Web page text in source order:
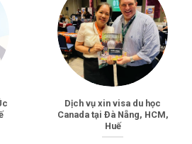
Dịch vụ xin visa du học
Canada tại Đà Nẵng, HCM,
Huế